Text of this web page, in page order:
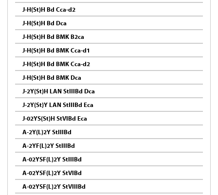
J-H(St)H Bd Cca-d2
J-H(St)H Bd Dca
J-H(St)H Bd BMK B2ca
J-H(St)H Bd BMK Cca-d1
J-H(St)H Bd BMK Cca-d2
J-H(St)H Bd BMK Dca
J-2Y(St)H LAN StIIIBd Dca
J-2Y(St)Y LAN StIIIBd Eca
J-02YS(St)H StVIBd Eca
A-2Y(L)2Y StIIIBd
A-2YF(L)2Y StIIIBd
A-02YSF(L)2Y StIIIBd
A-02YSF(L)2Y StVIBd
A-02YSF(L)2Y StVIIIBd